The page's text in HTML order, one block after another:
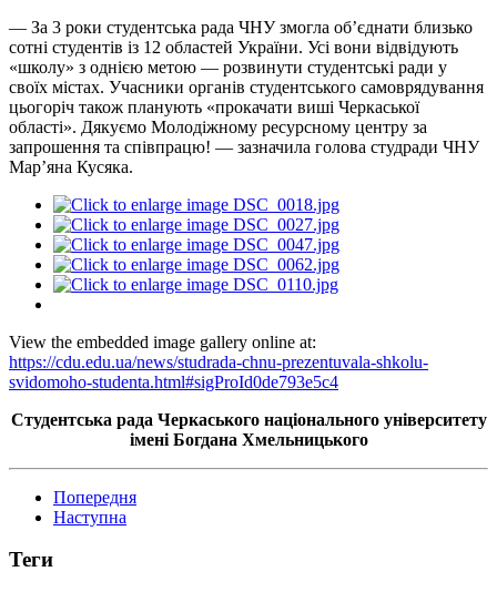
— За 3 роки студентська рада ЧНУ змогла об’єднати близько
сотні студентів із 12 областей України. Усі вони відвідують
«школу» з однією метою — розвинути студентські ради у
своїх містах. Учасники органів студентського самоврядування
цьогоріч також планують «прокачати виші Черкаської
області». Дякуємо Молодіжному ресурсному центру за
запрошення та співпрацю! — зазначила голова студради ЧНУ
Мар’яна Кусяка.
View the embedded image gallery online at:
https://cdu.edu.ua/news/studrada-chnu-prezentuvala-shkolu-
svidomoho-studenta.html#sigProId0de793e5c4
Студентська рада Черкаського національного університету
імені Богдана Хмельницького
Попередня
Наступна
Теги